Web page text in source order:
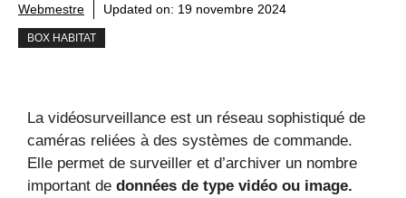
Webmestre Updated on: 19 novembre 2024
BOX HABITAT
La vidéosurveillance est un réseau sophistiqué de
caméras reliées à des systèmes de commande.
Elle permet de surveiller et d’archiver un nombre
important de données de type vidéo ou image.